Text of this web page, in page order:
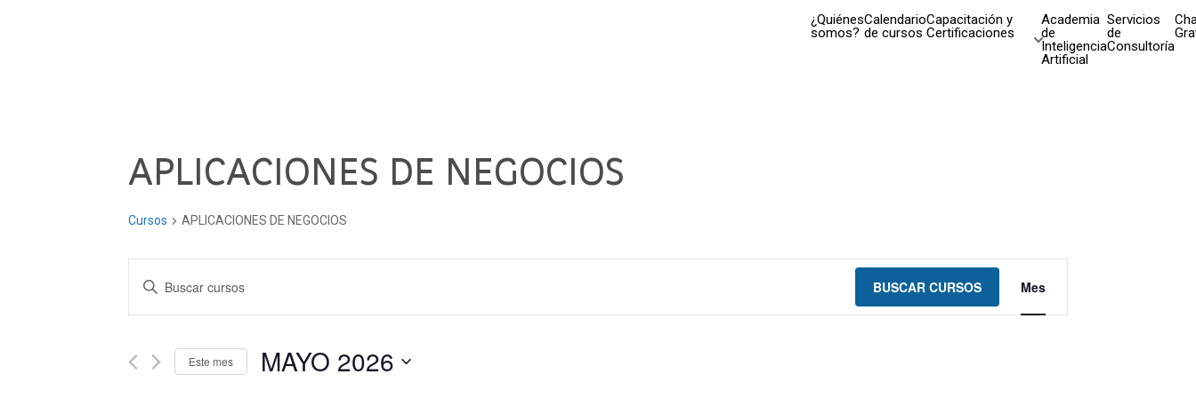
¿Quiénes
somos?
Calendario
de cursos
Capacitación y
Certificaciones
Academia
de
Inteligencia
Artificial
Servicios
de
Consultoría
APLICACIONES DE NEGOCIOS
Cursos APLICACIONES DE NEGOCIOS
Navegación
de
búsqueda
Introduce
Busca
BUSCAR CURSOS Mes
Este mes MAYO 2026